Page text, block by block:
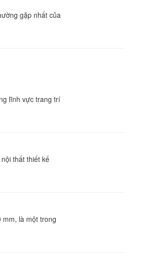
gặp nhất của
lĩnh vực trang trí
thất thiết kế
là một trong